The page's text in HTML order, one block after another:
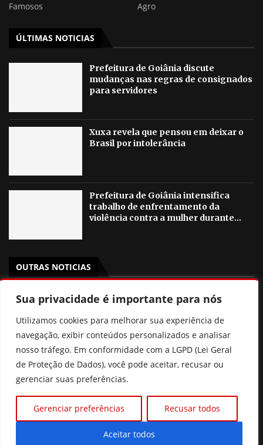
Sua privacidade é importante para nós
Utilizamos cookies para melhorar sua experiência de
navegação, exibir conteúdos personalizados e analisar
nosso tráfego. Em conformidade com a LGPD (Lei Geral
de Proteção de Dados), você pode aceitar, recusar ou
gerenciar suas preferências.
Gerenciar preferências Recusar todos
Aceitar todos
Famosos
Agro
ÚLTIMAS NOTICIAS
Prefeitura de Goiânia discute
mudanças nas regras de consignados
para servidores
Xuxa revela que pensou em deixar o
Brasil por intolerância
Prefeitura de Goiânia intensifica
trabalho de enfrentamento da
violência contra a mulher durante...
OUTRAS NOTICIAS
Gestão de Fátima Gavioli transforma educação de Goiás
e leva Estado ao 2º lugar nacional no Ideb
PSB Goiás oficializa candidatura de Aava Santiago à
Câmara dos Deputados com chapa competitiva para
2026
“Político também salva vidas”, diz Dr. Zacharias Calil ao
ser oficializado candidato ao Senado pelo MDB
Pix Pensão: o que realmente muda? Entenda a nova lei
sem cair nas fake news